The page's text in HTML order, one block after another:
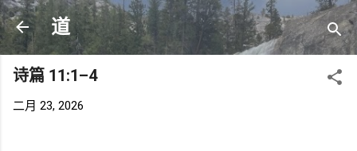
跳至主要内容
道
诗篇 11:1–4
二月 23, 2026